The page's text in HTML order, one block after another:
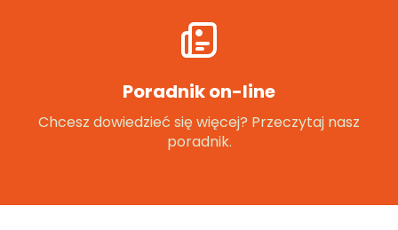
Poradnik on-line
Chcesz dowiedzieć się więcej? Przeczytaj nasz
poradnik.